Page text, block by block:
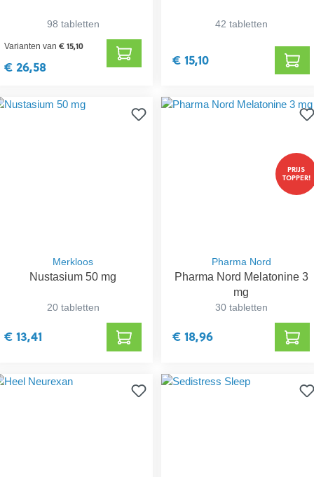
98 tabletten
Varianten van€ 15,10
€ 26,58
42 tabletten
€ 15,10
Merkloos
Nustasium 50 mg
20 tabletten
€ 13,41
PRIJS
TOPPER!
Pharma Nord
Pharma Nord Melatonine 3
mg
30 tabletten
€ 18,96